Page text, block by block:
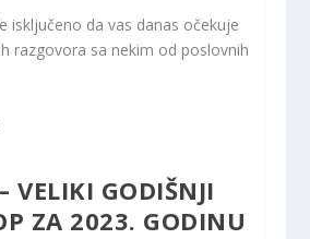
isključeno da vas danas očekuje
razgovora sa nekim od poslovnih
VELIKI GODIŠNJI
ZA 2023. GODINU